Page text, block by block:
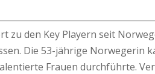
zu den Key Playern seit
Die 53-jährige Norwegerin
Frauen durchführte.